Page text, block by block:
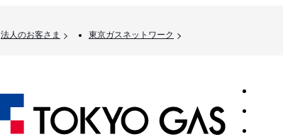
法人のお客さま 東京ガスネットワーク